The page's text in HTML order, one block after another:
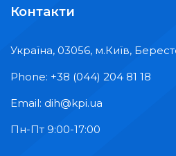
Контакти
Україна, 03056, м.Київ,
Phone: +38 (044) 204 81 18
Email: dih@kpi.ua
Пн-Пт 9:00-17:00